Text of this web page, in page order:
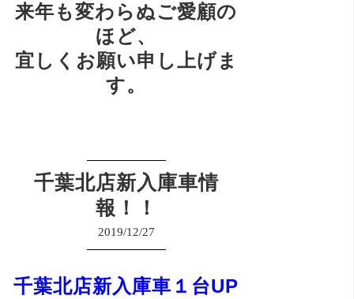
来年も変わらぬご愛顧の
ほど、
宜しくお願い申し上げま
す。
千葉北店新入庫車情
報！！
2019/12/27
千葉北店新入庫車１台UP